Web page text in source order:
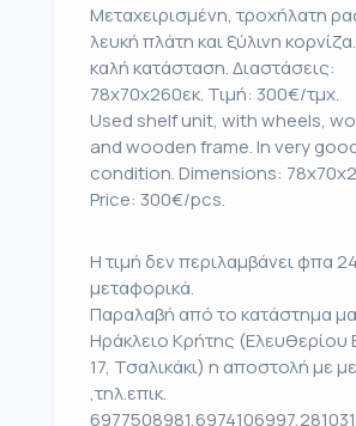
Μεταχειρισμένη, τροχήλατη
λευκή πλάτη και ξύλινη
καλή κατάσταση. Διαστάσεις:
78x70x260εκ. Τιμή: 300€/τμχ.
Used shelf unit, with wheels,
and wooden frame. In very
condition. Dimensions:
Price: 300€/pcs.
Η τιμή δεν περιλαμβάνει φπα
μεταφορικά.
Παραλαβή από το κατάστημα
Ηράκλειο Κρήτης (Ελευθερίου
17, Τσαλικάκι) η αποστολή με
,τηλ.επικ.